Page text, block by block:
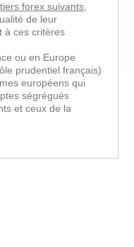
forex suivants
de leur
à ces critères
ou en Europe
prudentiel français)
européens qui
ségrégués
et ceux de la